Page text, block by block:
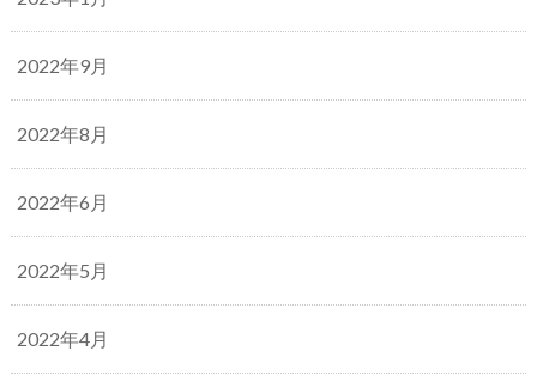
2022年9月
2022年8月
2022年6月
2022年5月
2022年4月